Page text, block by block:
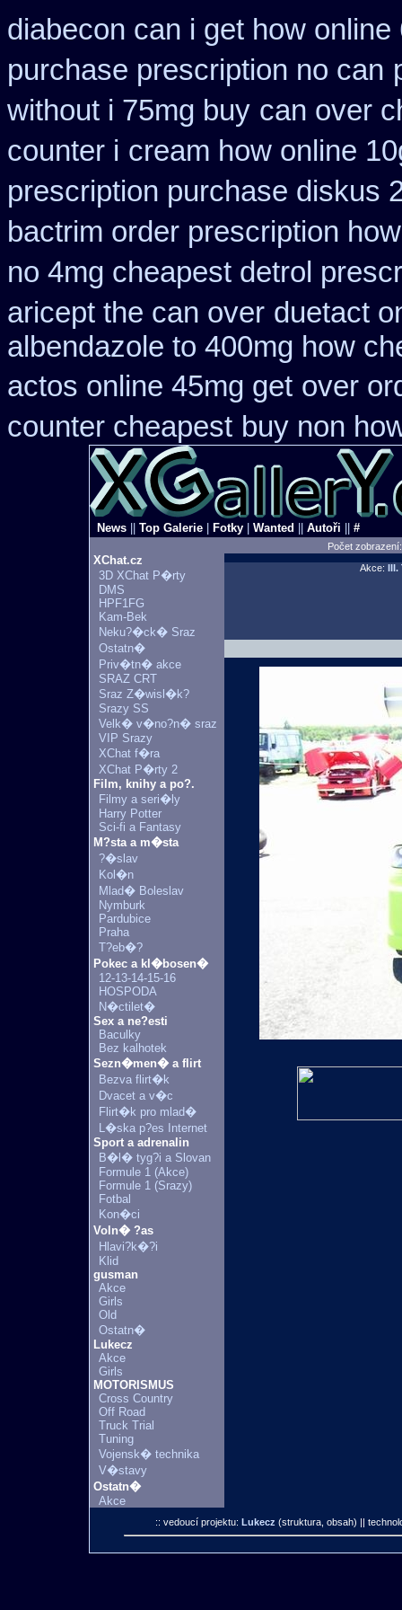
diabecon can i get how online
purchase prescription no can
without i 75mg buy can over
counter i cream how online
prescription purchase diskus
bactrim order prescription
no 4mg cheapest detrol
aricept the can over duetact
albendazole to 400mg how
actos online 45mg get over
counter cheapest buy non
News Top Galerie Fotky Wanted Autoři #
Počet
XChat.cz
3D XChat P�rty
DMS
HPF1FG
Kam-Bek
Neku?�ck� Sraz
Ostatn�
Priv�tn� akce
SRAZ CRT
Sraz Z�wisl�k?
Srazy SS
Velk� v�no?n� sraz
VIP Srazy
XChat f�ra
XChat P�rty 2
Film, knihy a po?.
Filmy a seri�ly
Harry Potter
Sci-fi a Fantasy
M?sta a m�sta
?�slav
Kol�n
Mlad� Boleslav
Nymburk
Pardubice
Praha
T?eb�?
Pokec a kl�bosen�
12-13-14-15-16
HOSPODA
N�ctilet�
Sex a ne?esti
Baculky
Bez kalhotek
Sezn�men� a flirt
Bezva flirt�k
Dvacet a v�c
Flirt�k pro mlad�
L�ska p?es Internet
Sport a adrenalin
B�l� tyg?i a Slovan
Formule 1 (Akce)
Formule 1 (Srazy)
Fotbal
Kon�ci
Voln� ?as
Hlavi?k�?i
Klid
gusman
Akce
Girls
Old
Ostatn�
Lukecz
Akce
Girls
MOTORISMUS
Cross Country
Off Road
Truck Trial
Tuning
Vojensk� technika
V�stavy
Ostatn�
Akce
Akce: III.
:: vedoucí projektu: Lukecz (struktura, obsah) ||